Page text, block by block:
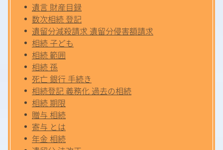
遺言 財産目録
数次相続 登記
遺留分減殺請求 遺留分侵害額請求
相続 子ども
相続 範囲
相続 孫
死亡 銀行 手続き
相続登記 義務化 過去の相続
相続 期限
贈与 相続
寄与 とは
年金 相続